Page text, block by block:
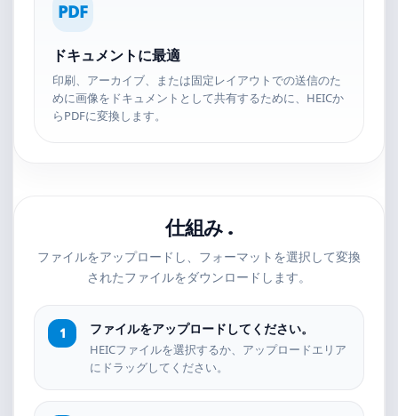
PDF
ドキュメントに最適
印刷、アーカイブ、または固定レイアウトでの送信のた
めに画像をドキュメントとして共有するために、HEICか
らPDFに変換します。
仕組み .
ファイルをアップロードし、フォーマットを選択して変換
されたファイルをダウンロードします。
ファイルをアップロードしてください。
HEICファイルを選択するか、アップロードエリア
にドラッグしてください。